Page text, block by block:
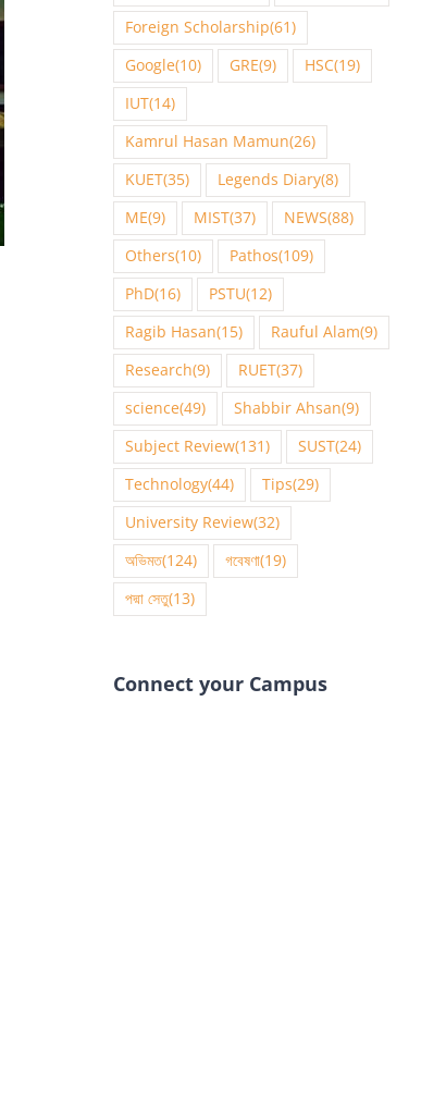
Foreign Scholarship(61)
Google(10) GRE(9) HSC(19)
IUT(14)
Kamrul Hasan Mamun(26)
KUET(35) Legends Diary(8)
ME(9) MIST(37) NEWS(88)
Others(10) Pathos(109)
PhD(16) PSTU(12)
Ragib Hasan(15) Rauful Alam(9)
Research(9) RUET(37)
science(49) Shabbir Ahsan(9)
Subject Review(131) SUST(24)
Technology(44) Tips(29)
University Review(32)
অভিমত(124) গবেষণা(19)
পদ্মা সেতু(13)
Connect your Campus